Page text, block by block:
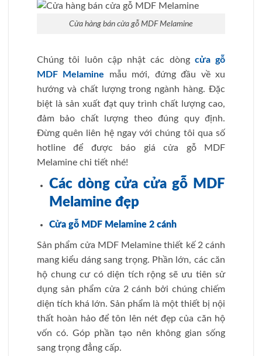
Cửa hàng bán cửa gỗ MDF Melamine
Chúng tôi luôn cập nhật các dòng cửa gỗ
MDF Melamine
mẫu mới, đứng đầu về xu
hướng và chất lượng trong ngành hàng. Đặc
biệt là sản xuất đạt quy trình chất lượng cao,
đảm bảo chất lượng theo đúng quy định.
Đừng quên liên hệ ngay với chúng tôi qua số
hotline để được báo giá cửa gỗ MDF
Melamine chi tiết nhé!
Các dòng cửa cửa gỗ MDF
Melamine đẹp
Cửa gỗ MDF Melamine 2 cánh
Sản phẩm cửa MDF Melamine thiết kế 2 cánh
mang kiểu dáng sang trọng. Phần lớn, các căn
hộ chung cư có diện tích rộng sẽ ưu tiên sử
dụng sản phẩm cửa 2 cánh bởi chúng chiếm
diện tích khá lớn. Sản phẩm là một thiết bị nội
thất hoàn hảo để tôn lên nét đẹp của căn hộ
vốn có. Góp phần tạo nên không gian sống
sang trọng đẳng cấp.